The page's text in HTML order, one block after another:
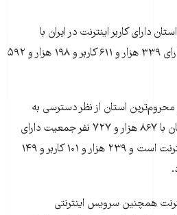
دارای کاربر اينترنت در ايران با
جمعيت ۶۳۱ هزار و ۲۱۸ نفر، دارای ۳۳۹ هزار و ۶۱۱ کاربر و ۱۹۸ هزار و ۵۹۲
استان از نظر دسترسی به
اينترنت به‌شمار می‌رود. اين استان با ۸۶۷ هزار و ۷۲۷ نفر جمعيت دارای
ضريب نفوذ ۲۷/۵۵ درصدی اينترنت است و ۲۳۹ هزار و ۱۰۱ کاربر و ۱۴۹
همچنین سرویس اینترنتی